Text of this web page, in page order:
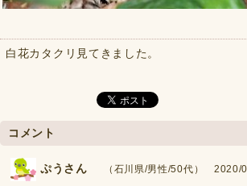
白花カタクリ見てきました。
コメント
ぷうさん （石川県/男性/50代） 2020/